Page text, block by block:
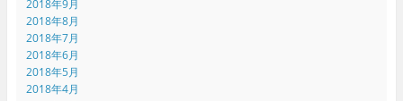
2018年9月
2018年8月
2018年7月
2018年6月
2018年5月
2018年4月